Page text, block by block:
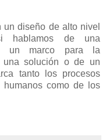
un diseño de alto nivel
hablamos de una
un marco para la
una solución o de un
tanto los procesos
como de los